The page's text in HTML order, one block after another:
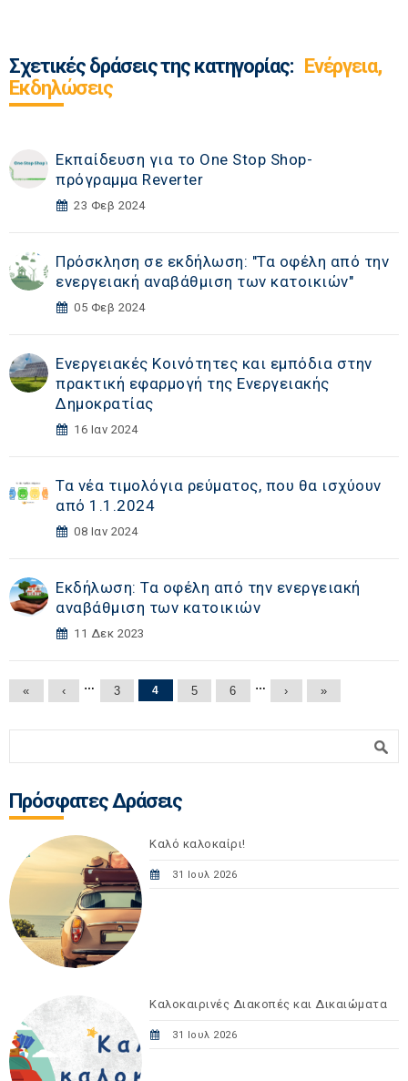
Σχετικές δράσεις της κατηγορίας: Ενέργεια,
Εκδηλώσεις
Εκπαίδευση για το One Stop Shop-
πρόγραμμα Reverter
23 Φεβ 2024
Πρόσκληση σε εκδήλωση: "Τα οφέλη από την
ενεργειακή αναβάθμιση των κατοικιών"
05 Φεβ 2024
Ενεργειακές Κοινότητες και εμπόδια στην
πρακτική εφαρμογή της Ενεργειακής
Δημοκρατίας
16 Ιαν 2024
Τα νέα τιμολόγια ρεύματος, που θα ισχύουν
από 1.1.2024
08 Ιαν 2024
Εκδήλωση: Τα οφέλη από την ενεργειακή
αναβάθμιση των κατοικιών
11 Δεκ 2023
Σελίδες
« ‹ … 3 4 5 6 … › »
Πρόσφατες Δράσεις
Καλό καλοκαίρι!
31 Ιουλ 2026
Καλοκαιρινές Διακοπές και Δικαιώματα
31 Ιουλ 2026